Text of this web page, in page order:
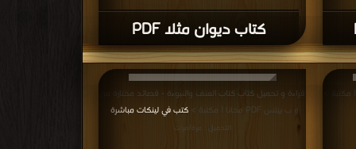
كتاب ديوان مثلا PDF
قراءة و تحميل كتاب كتاب العنف والنبوءة - قصائد مختارة من
و ب ييتس PDF مجانا | مكتبة >
كتب في لينكات مباشرة
التحميل : مرة/مرات